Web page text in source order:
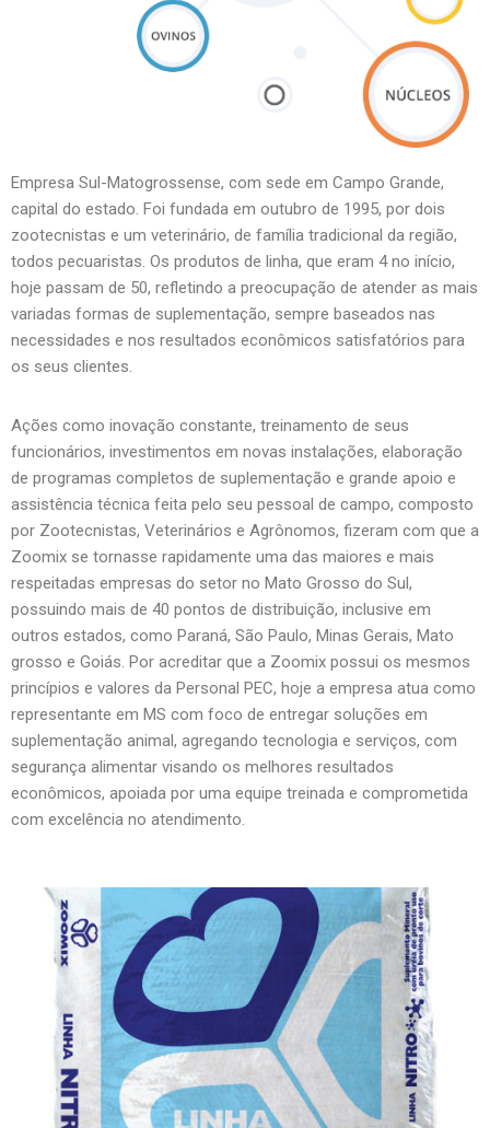
Empresa Sul-Matogrossense, com sede em Campo Grande,
capital do estado. Foi fundada em outubro de 1995, por dois
zootecnistas e um veterinário, de família tradicional da região,
todos pecuaristas. Os produtos de linha, que eram 4 no início,
hoje passam de 50, refletindo a preocupação de atender as mais
variadas formas de suplementação, sempre baseados nas
necessidades e nos resultados econômicos satisfatórios para
os seus clientes.
Ações como inovação constante, treinamento de seus
funcionários, investimentos em novas instalações, elaboração
de programas completos de suplementação e grande apoio e
assistência técnica feita pelo seu pessoal de campo, composto
por Zootecnistas, Veterinários e Agrônomos, fizeram com que a
Zoomix se tornasse rapidamente uma das maiores e mais
respeitadas empresas do setor no Mato Grosso do Sul,
possuindo mais de 40 pontos de distribuição, inclusive em
outros estados, como Paraná, São Paulo, Minas Gerais, Mato
grosso e Goiás. Por acreditar que a Zoomix possui os mesmos
princípios e valores da Personal PEC, hoje a empresa atua como
representante em MS com foco de entregar soluções em
suplementação animal, agregando tecnologia e serviços, com
segurança alimentar visando os melhores resultados
econômicos, apoiada por uma equipe treinada e comprometida
com excelência no atendimento.